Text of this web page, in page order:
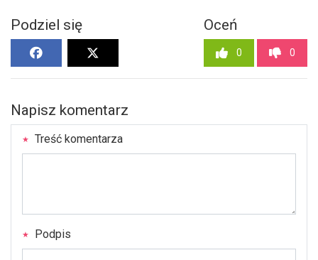
Podziel się Oceń
0 0
Napisz komentarz
Treść komentarza
Podpis